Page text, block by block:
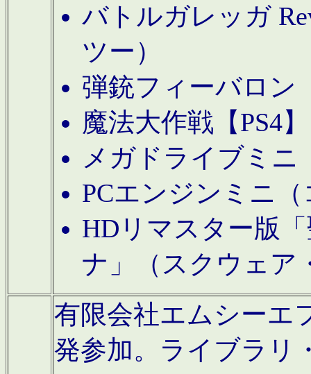
バトルガレッガ
ツー）
弾銃フィーバロン
魔法大作戦【PS4
メガドライブミニ
PCエンジンミニ
HDリマスター版
ナ」（スクウェア
有限会社エムシーエ
発参加。ライブラリ